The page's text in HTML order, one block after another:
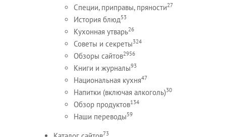
Специи, приправы, пряности27
История блюд53
Кухонная утварь26
Советы и секреты324
Обзоры сайтов2956
Книги и журналы93
Национальная кухня47
Напитки (включая алкоголь)30
Обзор продуктов134
Наши переводы59
73